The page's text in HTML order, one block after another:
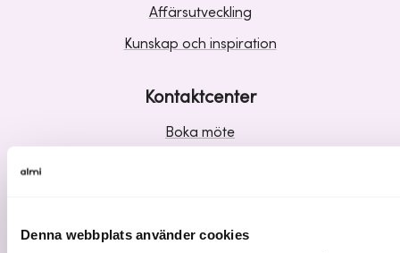
Denna webbplats använder cookies
Affärsutveckling
Kunskap och inspiration
Kontaktcenter
Boka möte